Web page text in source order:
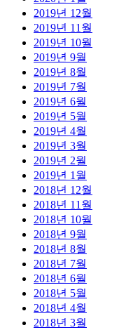
2019년 12월
2019년 11월
2019년 10월
2019년 9월
2019년 8월
2019년 7월
2019년 6월
2019년 5월
2019년 4월
2019년 3월
2019년 2월
2019년 1월
2018년 12월
2018년 11월
2018년 10월
2018년 9월
2018년 8월
2018년 7월
2018년 6월
2018년 5월
2018년 4월
2018년 3월